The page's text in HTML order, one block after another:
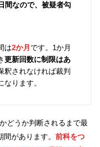
間なので、被疑者勾
は2か月 です。1か月
更新回数に制限はあ
釈されなければ裁判
ります。
どうか判断されるまで最
があります。 前科をつ